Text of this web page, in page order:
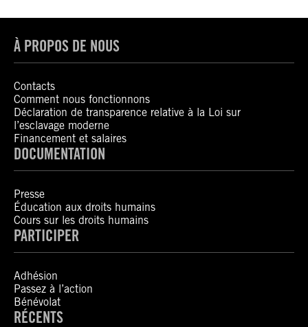
À PROPOS DE NOUS
Contacts
Comment nous fonctionnons
Déclaration de transparence relative à la Loi sur
l’esclavage moderne
Financement et salaires
DOCUMENTATION
Presse
Éducation aux droits humains
Cours sur les droits humains
PARTICIPER
Adhésion
Passez à l’action
Bénévolat
RÉCENTS